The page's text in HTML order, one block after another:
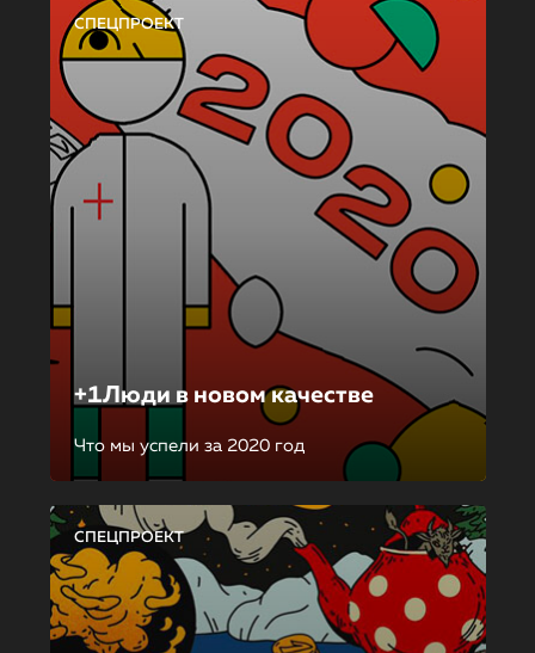
СПЕЦПРОЕКТ
+1Люди в новом качестве
Что мы успели за 2020 год
СПЕЦПРОЕКТ